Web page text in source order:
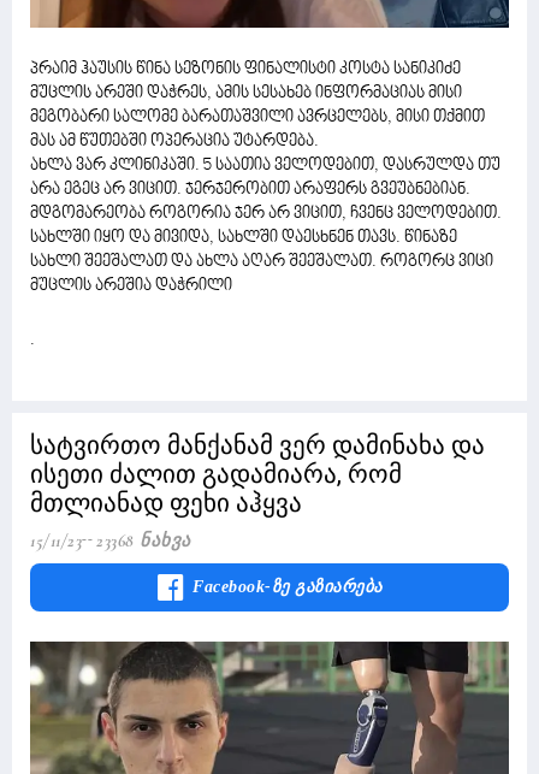
პრაიმ ჰაუსის წინა სეზონის ფინალისტი კოსტა სანიკიძე
მუცლის არეში დაჭრეს, ამის სესახებ ინფორმაციას მისი
მეგობარი სალომე ბარათაშვილი ავრცელებს, მისი თქმით
მას ამ წუთებში ოპერაცია უტარდება.
ახლა ვარ კლინიკაში. 5 საათია ველოდებით, დასრულდა თუ
არა ეგეც არ ვიცით. ჯერჯერობით არაფერს გვეუბნებიან.
მდგომარეობა როგორია ჯერ არ ვიცით, ჩვენც ველოდებით.
სახლში იყო და მივიდა, სახლში დაესხნენ თავს. წინაზე
სახლი შეეშალათ და ახლა აღარ შეეშალათ. როგორც ვიცი
მუცლის არეშია დაჭრილი
.
სატვირთო მანქანამ ვერ დამინახა და
ისეთი ძალით გადამიარა, რომ
მთლიანად ფეხი აჰყვა
15/11/23 23368 Ნახვა
Facebook-Ზე Გაზიარება